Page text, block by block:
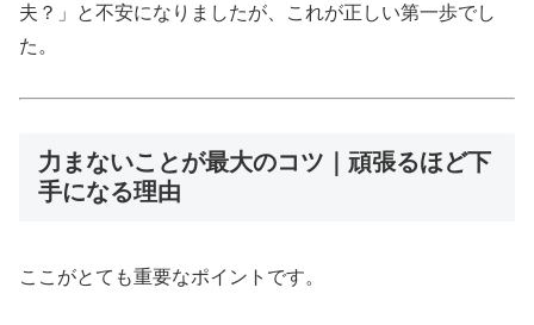
夫？」と不安になりましたが、これが正しい第一歩でし
た。
力まないことが最大のコツ｜頑張るほど下
手になる理由
ここがとても重要なポイントです。